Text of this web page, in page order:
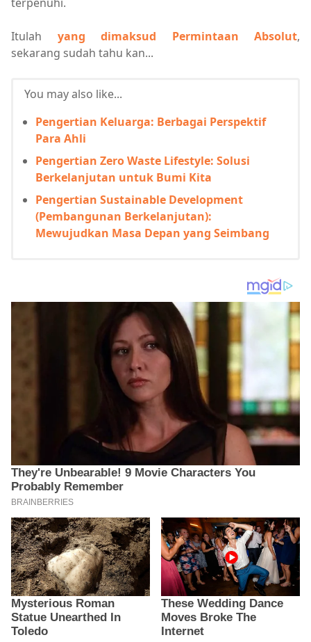
Itulah yang dimaksud Permintaan Absolut,
sekarang sudah tahu kan...
You may also like...
Pengertian Keluarga: Berbagai Perspektif
Para Ahli
Pengertian Zero Waste Lifestyle: Solusi
Berkelanjutan untuk Bumi Kita
Pengertian Sustainable Development
(Pembangunan Berkelanjutan):
Mewujudkan Masa Depan yang Seimbang